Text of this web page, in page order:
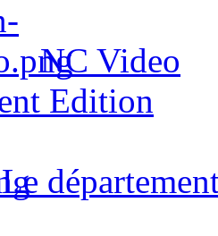
NC Video
Edition